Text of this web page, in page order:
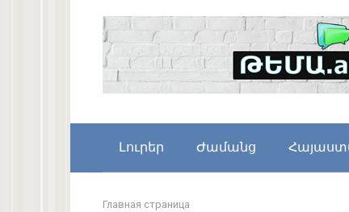
Լուրեր Ժամանց
Главная страница